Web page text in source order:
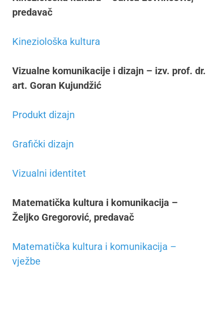
predavač
Kineziološka kultura
Vizualne komunikacije i dizajn – izv. prof. dr.
art. Goran Kujundžić
Produkt dizajn
Grafički dizajn
Vizualni identitet
Matematička kultura i komunikacija –
Željko Gregorović, predavač
Matematička kultura i komunikacija –
vježbe